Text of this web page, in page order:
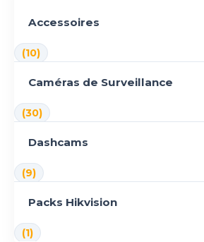
Accessoires
(10)
Caméras de Surveillance
(30)
Dashcams
(9)
Packs Hikvision
(1)